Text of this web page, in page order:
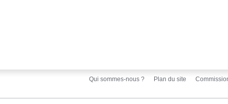
Qui sommes-nous ? Plan du site